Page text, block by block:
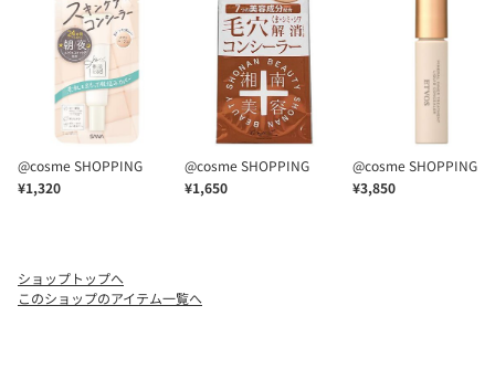
ショップトップへ
このショップのアイテム一覧へ